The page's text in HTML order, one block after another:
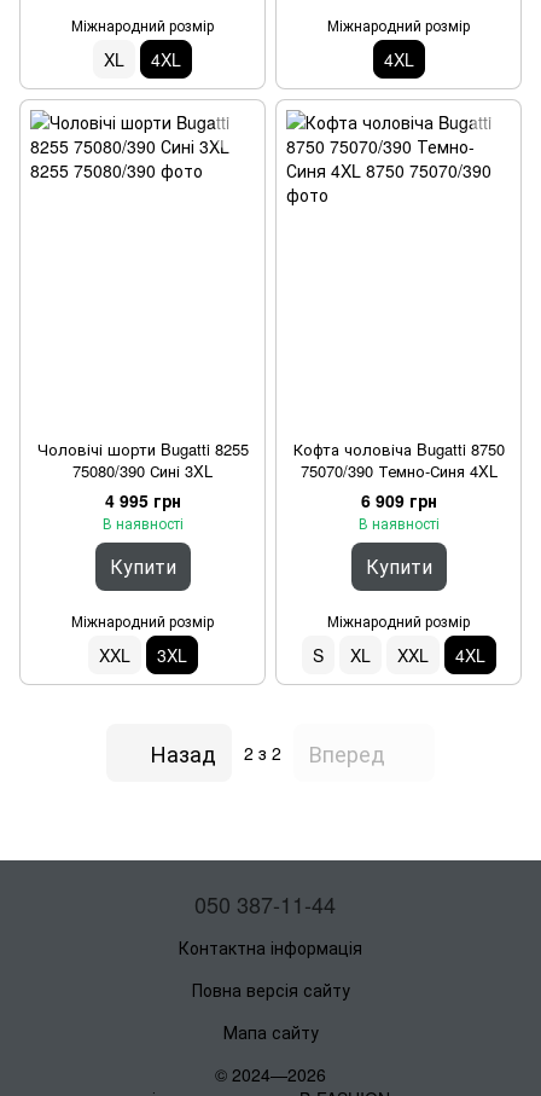
Міжнародний розмір
XL 4XL
Міжнародний розмір
4XL
Чоловічі шорти Bugatti 8255
75080/390 Сині 3XL
4 995 грн
В наявності
Купити
Міжнародний розмір
XXL 3XL
Кофта чоловіча Bugatti 8750
75070/390 Темно-Синя 4XL
6 909 грн
В наявності
Купити
Міжнародний розмір
S XL XXL 4XL
Назад 2 з 2 Вперед
050 387-11-44
Контактна інформація
Повна версія сайту
Мапа сайту
© 2024—2026